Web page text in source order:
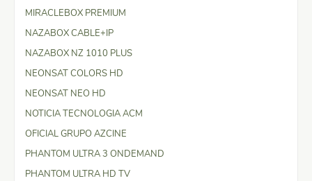
MIRACLEBOX PREMIUM
NAZABOX CABLE+IP
NAZABOX NZ 1010 PLUS
NEONSAT COLORS HD
NEONSAT NEO HD
NOTICIA TECNOLOGIA ACM
OFICIAL GRUPO AZCINE
PHANTOM ULTRA 3 ONDEMAND
PHANTOM ULTRA HD TV